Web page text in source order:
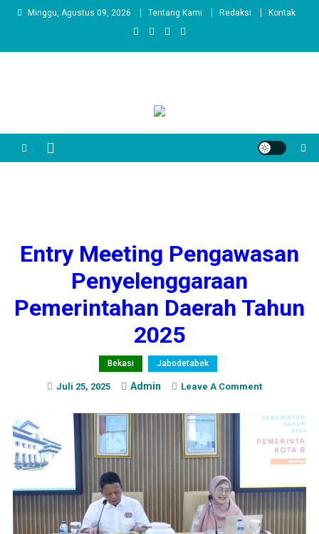
Skip
Minggu, Agustus 09, 2026 Tentang Kami Redaksi Kontak
Entry Meeting Pengawasan
Penyelenggaraan
Pemerintahan Daerah Tahun
2025
Bekasi Jabodetabek
Juli 25, 2025 Admin Leave A CommentOn
Meeting
Pengawasan
Daerah
2025